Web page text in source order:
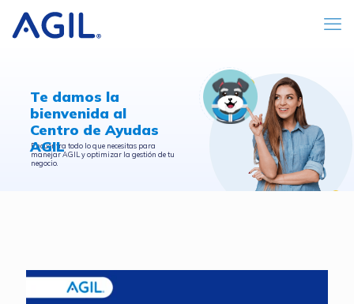
Te damos la
bienvenida al
Centro de Ayudas
AGIL
Encuentra todo lo que necesitas para
manejar AGIL y optimizar la gestión de tu
negocio.